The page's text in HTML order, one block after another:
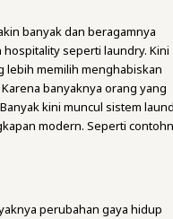
banyak dan beragamnya
seperti laundry. Kini
lebih memilih menghabiskan
banyaknya orang yang
kini muncul sistem
modern. Seperti
perubahan gaya hidup